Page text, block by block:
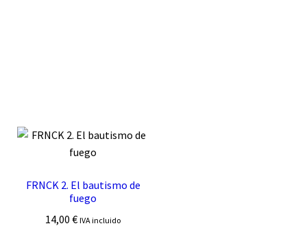
FRNCK 2. El bautismo de
fuego
14,00€ IVA incluido